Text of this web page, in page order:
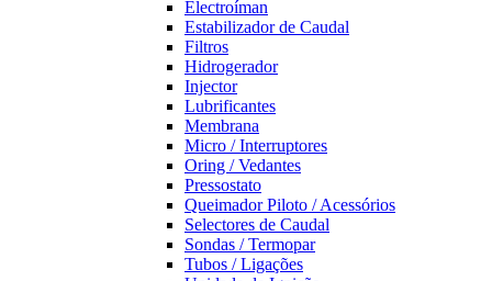
Electroíman
Estabilizador de Caudal
Filtros
Hidrogerador
Injector
Lubrificantes
Membrana
Micro / Interruptores
Oring / Vedantes
Pressostato
Queimador Piloto / Acessórios
Selectores de Caudal
Sondas / Termopar
Tubos / Ligações